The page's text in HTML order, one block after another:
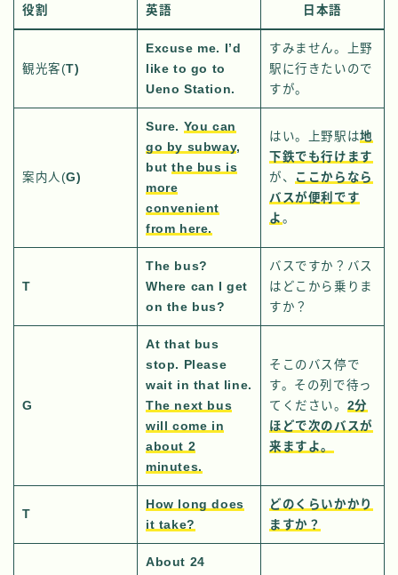
役割 英語 日本語
観光客(T)
Excuse me. I’d
like to go to
Ueno Station.
すみません。上野
駅に行きたいので
すが。
案内人(G)
Sure. You can
go by subway,
butthe bus is
more
convenient
from here.
はい。上野駅は地
下鉄でも行けます
が、
ここからなら
バスが便利です
よ 。
T
The bus?
Where can I get
on the bus?
バスですか？バス
はどこから乗りま
すか？
G
At that bus
stop. Please
wait in that line.
The next bus
will come in
about 2
minutes.
そこのバス停で
す。その列で待っ
てください。 2分
ほどで次のバスが
来ますよ。
T
How long does
it take?
どのくらいかかり
ますか？
About 24